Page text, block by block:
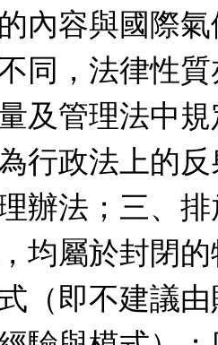
內容與國際
同，法律性
及管理法中
行政法上的
辦法；三、
均屬於封閉
（即不建議